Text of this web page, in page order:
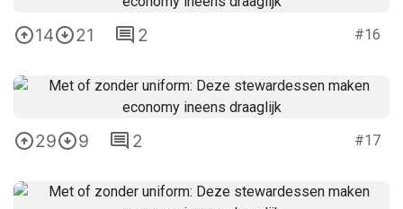
14 21 2 #16
29 9 2 #17